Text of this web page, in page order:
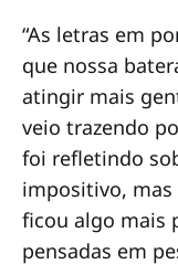
“As letras em
que nossa
atingir mais
veio trazendo
foi refletindo
impositivo, mas
ficou algo mais
pensadas em